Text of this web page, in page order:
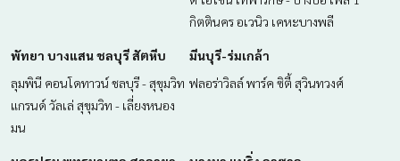
สนใจดูทรัพย์อื่นๆ เพิ่มเติม มากกว่า 3,000 รายการ
www.tb.co.th
The Best Property Agent CO,.LTD. ผู้นำด้านธุรกิจนายหน้า ตัวแ
ยี และ นวัตกรรมที่สร้างสรรค์ เพื่อส่งมอบบริการที่ดีที่สุดเพื่อคุณ ใ
กิตตินคร อเวนิว เคหะบางพลี
พัทยา บางแสน ชลบุรี สัตหีบ
ลุมพินี คอนโดทาวน์ ชลบุรี - สุขุมวิท
แกรนด์ วัลเล่ สุขุมวิท - เลี่ยงหนอง
มน
มีนบุรี-ร่มเกล้า
ฟลอร่าวิลล์ พาร์ค ซิตี้ สุวินทวงศ์